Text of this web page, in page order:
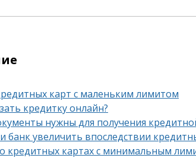
карт с маленьким лимитом
кредитку онлайн?
нужны для получения
банк увеличить впоследствии
кредитных картах с минимальным